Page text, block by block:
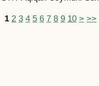
1 2 3 4 5 6 7 8 9 10 > >>